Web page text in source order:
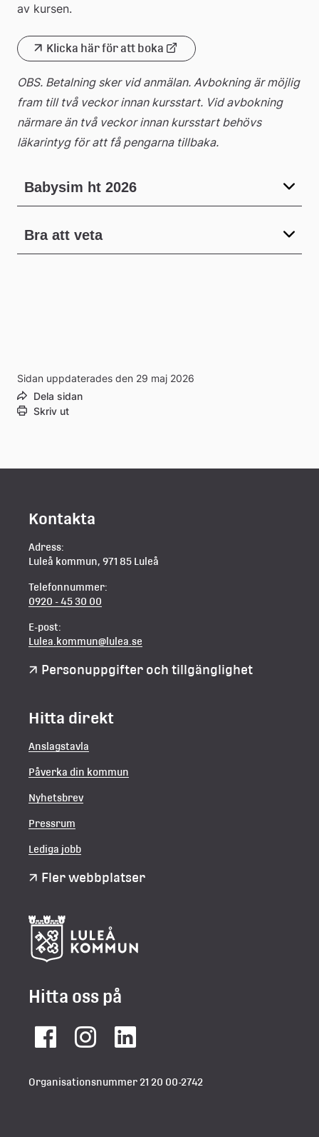
av kursen.
Klicka här för att boka
Länk
till
extern
webbplats
OBS. Betalning sker vid anmälan. Avbokning är möjlig
fram till två veckor innan kursstart. Vid avbokning
närmare än två veckor innan kursstart behövs
läkarintyg för att få pengarna tillbaka.
Babysim ht 2026
Bra att veta
Sidan uppdaterades den 29 maj 2026
Dela sidan
Skriv ut
Kontakta
Adress:
Luleå kommun, 971 85 Luleå
Telefonnummer:
0920 - 45 30 00
E-post:
Lulea.kommun@lulea.se
Personuppgifter och tillgänglighet
Hitta direkt
Anslagstavla
Påverka din kommun
Nyhetsbrev
Pressrum
Lediga jobb
Fler webbplatser
Hitta oss på
FacebookInstagramLinkedIn
Organisationsnummer 21 20 00-2742